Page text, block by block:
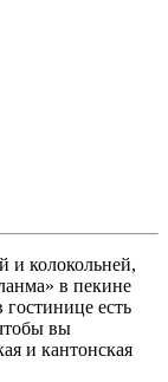
и колокольней,
в пекине
есть
вы
и кантонская